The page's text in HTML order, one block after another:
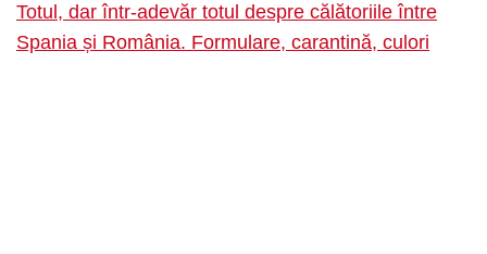
Totul, dar într-adevăr totul despre călătoriile între
Spania și România. Formulare, carantină, culori